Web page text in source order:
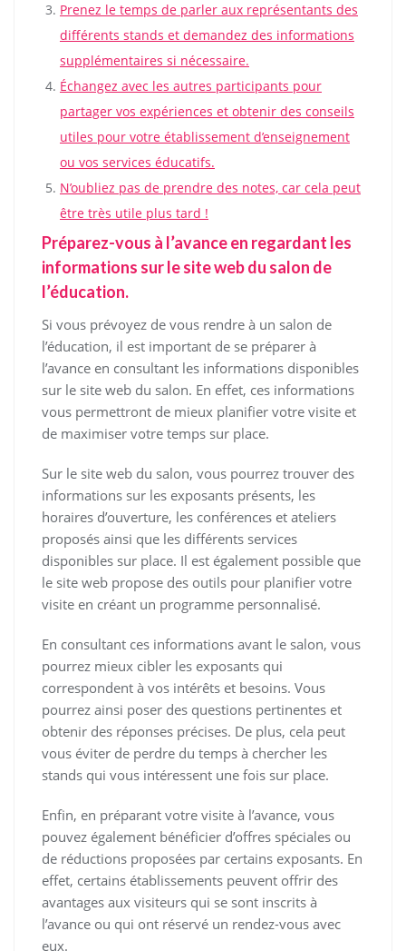
Prenez le temps de parler aux représentants des
différents stands et demandez des informations
supplémentaires si nécessaire.
Échangez avec les autres participants pour
partager vos expériences et obtenir des conseils
utiles pour votre établissement d’enseignement
ou vos services éducatifs.
N’oubliez pas de prendre des notes, car cela peut
être très utile plus tard !
Préparez-vous à l’avance en regardant les
informations sur le site web du salon de
l’éducation.
Si vous prévoyez de vous rendre à un salon de
l’éducation, il est important de se préparer à
l’avance en consultant les informations disponibles
sur le site web du salon. En effet, ces informations
vous permettront de mieux planifier votre visite et
de maximiser votre temps sur place.
Sur le site web du salon, vous pourrez trouver des
informations sur les exposants présents, les
horaires d’ouverture, les conférences et ateliers
proposés ainsi que les différents services
disponibles sur place. Il est également possible que
le site web propose des outils pour planifier votre
visite en créant un programme personnalisé.
En consultant ces informations avant le salon, vous
pourrez mieux cibler les exposants qui
correspondent à vos intérêts et besoins. Vous
pourrez ainsi poser des questions pertinentes et
obtenir des réponses précises. De plus, cela peut
vous éviter de perdre du temps à chercher les
stands qui vous intéressent une fois sur place.
Enfin, en préparant votre visite à l’avance, vous
pouvez également bénéficier d’offres spéciales ou
de réductions proposées par certains exposants. En
effet, certains établissements peuvent offrir des
avantages aux visiteurs qui se sont inscrits à
l’avance ou qui ont réservé un rendez-vous avec
eux.